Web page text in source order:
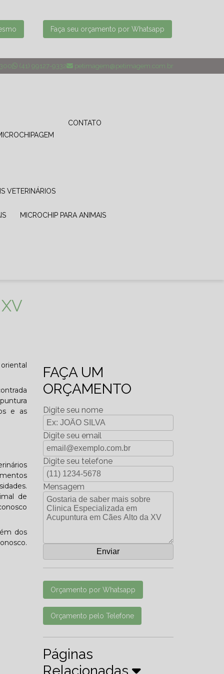
Faça seu orçamento por Whatsapp
(41) 99127-9332 petimagem@petimagem.com.br
MICROCHIPAGEM
CONTATO
VETERINÁRIOS
MICROCHIP PARA ANIMAIS
e as
de
dos
FAÇA UM
ORÇAMENTO
Digite seu nome
Digite seu email
Digite seu telefone
Mensagem
Orçamento por Whatsapp
Orçamento pelo Telefone
Páginas